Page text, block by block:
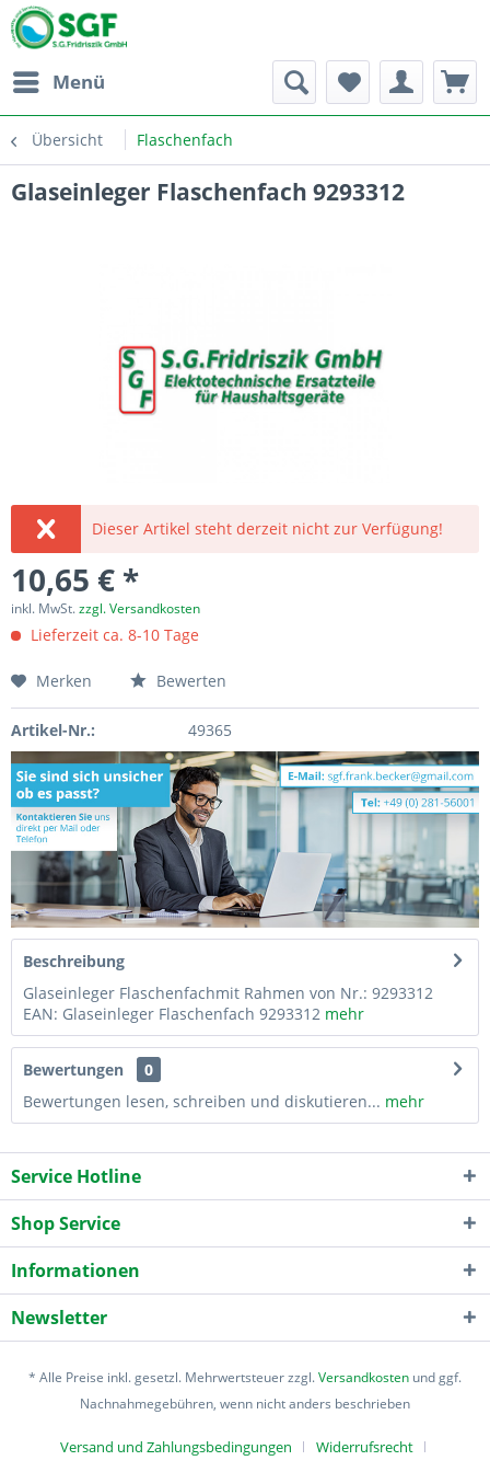
Menü
Übersicht Flaschenfach
Glaseinleger Flaschenfach 9293312
Dieser Artikel steht derzeit nicht zur Verfügung!
10,65 € *
inkl. MwSt.zzgl. Versandkosten
Lieferzeit ca. 8-10 Tage
Merken Bewerten
Artikel-Nr.: 49365
Beschreibung
Glaseinleger Flaschenfachmit Rahmen von Nr.: 9293312
EAN: Glaseinleger Flaschenfach 9293312 mehr
Bewertungen
0
Bewertungen lesen, schreiben und diskutieren... mehr
Service Hotline
Shop Service
Informationen
Newsletter
* Alle Preise inkl. gesetzl. Mehrwertsteuer zzgl.Versandkosten und ggf.
Nachnahmegebühren, wenn nicht anders beschrieben
Versand und Zahlungsbedingungen Widerrufsrecht